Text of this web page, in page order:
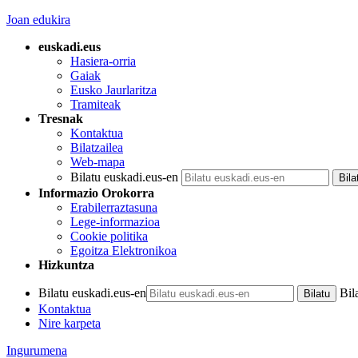
Joan edukira
euskadi.eus
Hasiera-orria
Gaiak
Eusko Jaurlaritza
Tramiteak
Tresnak
Kontaktua
Bilatzailea
Web-mapa
Bilatu euskadi.eus-en
Informazio Orokorra
Erabilerraztasuna
Lege-informazioa
Cookie politika
Egoitza Elektronikoa
Hizkuntza
Bilatu euskadi.eus-en
Kontaktua
Nire karpeta
Ingurumena